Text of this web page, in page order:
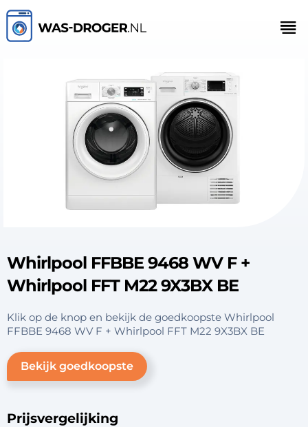
Whirlpool FFBBE 9468 WV F +
Whirlpool FFT M22 9X3BX BE
Klik op de knop en bekijk de goedkoopste Whirlpool
FFBBE 9468 WV F + Whirlpool FFT M22 9X3BX BE
Bekijk goedkoopste
Prijsvergelijking